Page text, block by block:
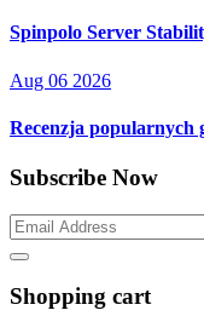
Spinpolo Server
Aug 06 2026
Recenzja popularnych
Subscribe Now
Shopping cart